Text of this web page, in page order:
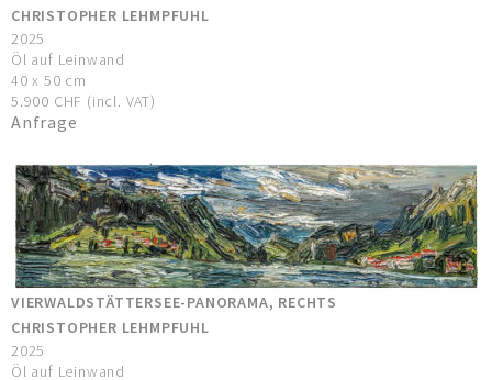
CHRISTOPHER LEHMPFUHL
2025
Öl auf Leinwand
40 x 50 cm
5.900 CHF (incl. VAT)
Anfrage
VIERWALDSTÄTTERSEE-PANORAMA, RECHTS
CHRISTOPHER LEHMPFUHL
2025
Öl auf Leinwand